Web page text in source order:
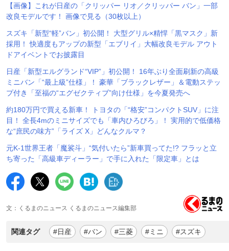
【画像】これが日産の「クリッパー リオ／クリッパー バン」一部
改良モデルです！ 画像で見る（30枚以上）
スズキ「新型“軽”バン」初公開！ 大型グリル×精悍「黒マスク」新
採用！ 快適度もアップの新型「エブリイ」大幅改良モデル アウト
ドアイベントでお披露目
日産「新型エルグランド“VIP”」初公開！ 16年ぶり全面刷新の高級
ミニバン「“最上級”仕様」！ 豪華「ブラックレザー」＆電動ステッ
プ付き「至福の“エグゼクティブ”向け仕様」を今夏発売へ
約180万円で買える新車！ トヨタの「“格安”コンパクトSUV」に注
目！ 全長4mのミニサイズでも「車内ひろびろ」！ 実用的で低価格
な“庶民の味方”「ライズ X」どんなクルマ？
元K-1世界王者「魔裟斗」“気付いたら”新車買ってた!? フラッと立
ち寄った「高級車ディーラー」で手に入れた「限定車」とは
文：くるまのニュース くるまのニュース編集部
関連タグ #日産 #バン #三菱 #ミニ #スズキ